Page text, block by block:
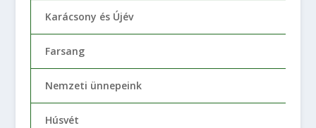
Karácsony és Újév
Farsang
Nemzeti ünnepeink
Húsvét